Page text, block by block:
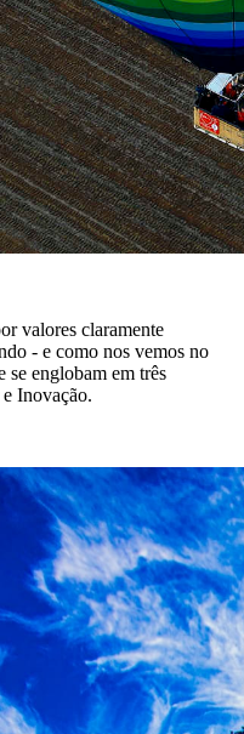
valores claramente
- e como nos vemos no
englobam em três
Inovação.